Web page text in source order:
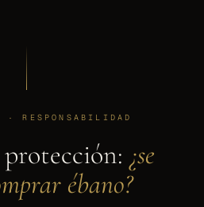
RESPONSABILIDAD
protección: ¿se
ébano?